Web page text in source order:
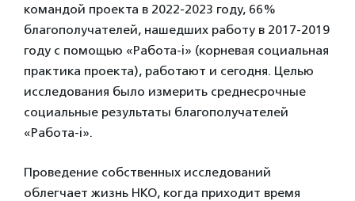
командой проекта в 2022-2023 году, 66%
благополучателей, нашедших работу в 2017-2019
году с помощью «Работа-i» (корневая социальная
практика проекта), работают и сегодня. Целью
исследования было измерить среднесрочные
социальные результаты благополучателей
«Работа-i».
Проведение собственных исследований
облегчает жизнь НКО, когда приходит время